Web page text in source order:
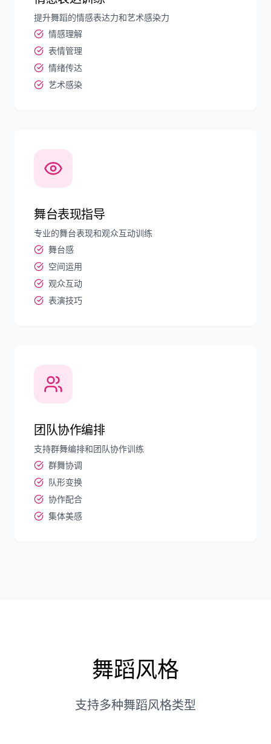
提升舞蹈的情感表达力和艺术感染力
情感理解
表情管理
情绪传达
艺术感染
舞台表现指导
专业的舞台表现和观众互动训练
舞台感
空间运用
观众互动
表演技巧
团队协作编排
支持群舞编排和团队协作训练
群舞协调
队形变换
协作配合
集体美感
舞蹈风格
支持多种舞蹈风格类型